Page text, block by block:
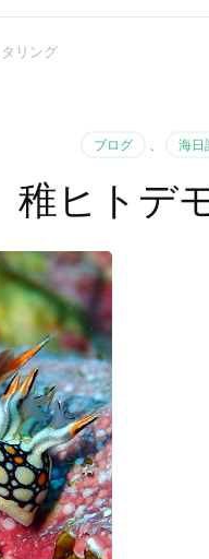
リング
ブログ 、 海日
稚ヒトデ